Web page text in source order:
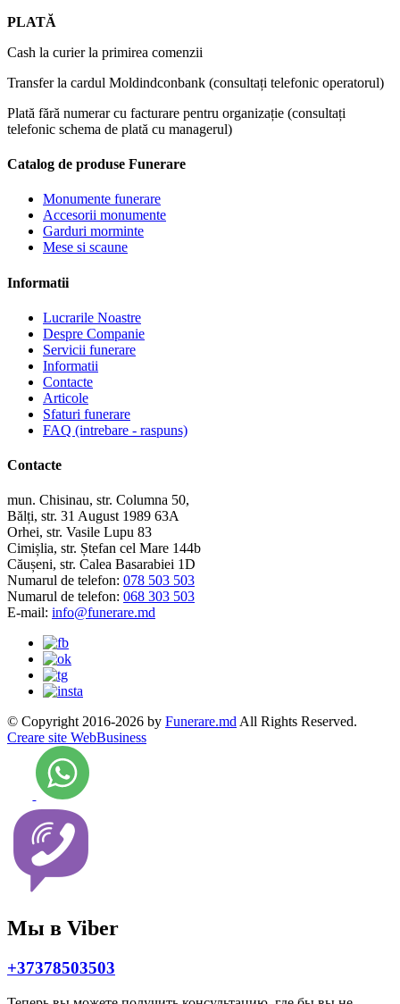
PLATĂ
Cash la curier la primirea comenzii
Transfer la cardul Moldindconbank (consultați telefonic operatorul)
Plată fără numerar cu facturare pentru organizație (consultați
telefonic schema de plată cu managerul)
Catalog de produse Funerare
Monumente funerare
Accesorii monumente
Garduri morminte
Mese si scaune
Informatii
Lucrarile Noastre
Despre Companie
Servicii funerare
Informatii
Contacte
Articole
Sfaturi funerare
FAQ (intrebare - raspuns)
Contacte
mun. Chisinau, str. Columna 50,
Bălți, str. 31 August 1989 63A
Orhei, str. Vasile Lupu 83
Cimișlia, str. Ștefan cel Mare 144b
Căușeni, str. Calea Basarabiei 1D
Numarul de telefon: 078 503 503
Numarul de telefon: 068 303 503
E-mail: info@funerare.md
© Copyright 2016-2026 by Funerare.mdAll Rights Reserved.
Creare site WebBusiness
Мы в Viber
+37378503503